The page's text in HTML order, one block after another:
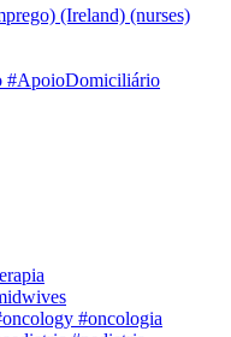
(Ireland) (nurses)
#ApoioDomiciliário
#oncologia